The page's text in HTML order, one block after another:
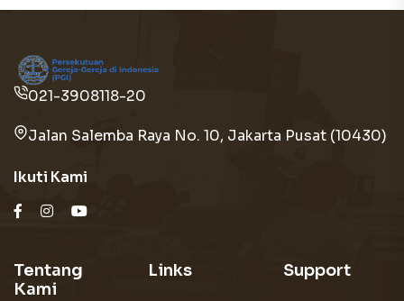
021-3908118-20
Jalan Salemba Raya No. 10, Jakarta Pusat (10430)
Ikuti Kami
Tentang
Kami
Links Support